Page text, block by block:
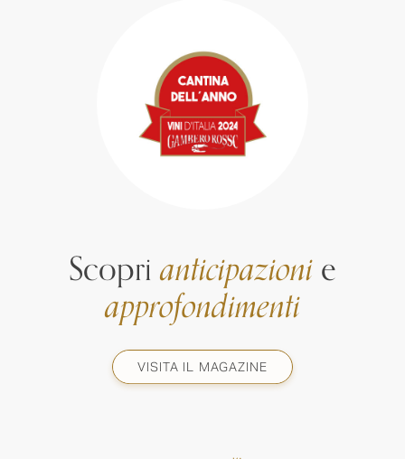
Scoprianticipazionie
approfondimenti
VISITA IL MAGAZINE